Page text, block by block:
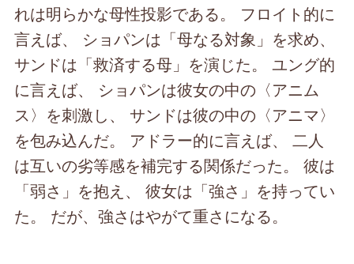
れは明らかな母性投影である。 フロイト的に
言えば、 ショパンは「母なる対象」を求め、
サンドは「救済する母」を演じた。 ユング的
に言えば、 ショパンは彼女の中の〈アニム
ス〉を刺激し、 サンドは彼の中の〈アニマ〉
を包み込んだ。 アドラー的に言えば、 二人
は互いの劣等感を補完する関係だった。 彼は
「弱さ」を抱え、 彼女は「強さ」を持ってい
た。 だが、強さはやがて重さになる。